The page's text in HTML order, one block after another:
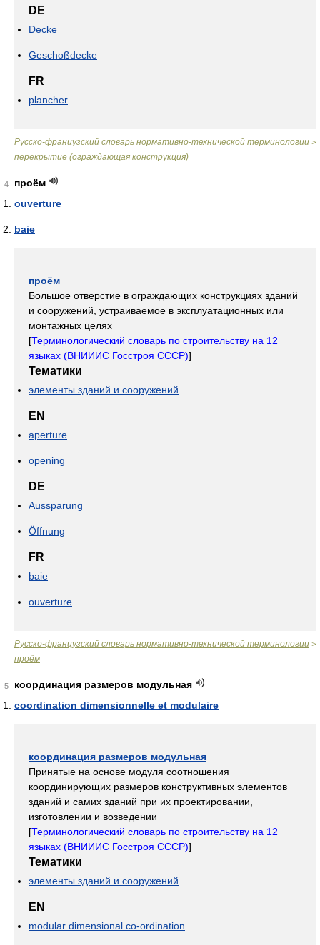
DE
Decke
Geschoßdecke
FR
plancher
Русско-французский словарь нормативно-технической терминологии >
перекрытие (ограждающая конструкция)
4
проём
ouverture
baie
проём
Большое отверстие в ограждающих конструкциях зданий
и сооружений, устраиваемое в эксплуатационных или
монтажных целях
[Терминологический словарь по строительству на 12
языках (ВНИИИС Госстроя СССР)]
Тематики
элементы зданий и сооружений
EN
aperture
opening
DE
Aussparung
Öffnung
FR
baie
ouverture
Русско-французский словарь нормативно-технической терминологии >
проём
5
координация размеров модульная
coordination dimensionnelle et modulaire
координация размеров модульная
Принятые на основе модуля соотношения
координирующих размеров конструктивных элементов
зданий и самих зданий при их проектировании,
изготовлении и возведении
[Терминологический словарь по строительству на 12
языках (ВНИИИС Госстроя СССР)]
Тематики
элементы зданий и сооружений
EN
modular dimensional co-ordination